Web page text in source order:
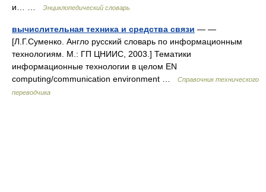
и… …
Энциклопедический словарь
вычислительная техника и средства связи — —
[Л.Г.Суменко. Англо русский словарь по информационным
технологиям. М.: ГП ЦНИИС, 2003.] Тематики
информационные технологии в целом EN
computing/communication environment …
Справочник технического
переводчика